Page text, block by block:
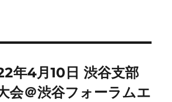
年4月10日 渋谷支部
会＠渋谷フォーラムエ